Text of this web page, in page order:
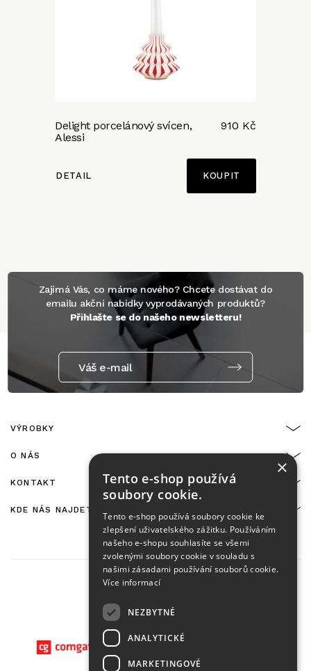
Delight porcelánový svícen,
Alessi
910 Kč
DETAIL
Zajímá Vás, co máme nového? Chcete dostávat do
emailu akční nabídky vyprodávaných produktů?
Přihlašte se do našeho newsletteru!
Váš e-mail
VÝROBKY
O NÁS
KONTAKT
KDE NÁS NAJDETE
×
Tento e-shop používá
soubory cookie.
Tento e-shop používá soubory cookie ke
zlepšení uživatelského zážitku. Používáním
našeho e-shopu souhlasíte se všemi
zvolenými soubory cookie v souladu s
našimi zásadami používání souborů cookie.
Více informací
NEZBYTNÉ
ANALYTICKÉ
MARKETINGOVÉ